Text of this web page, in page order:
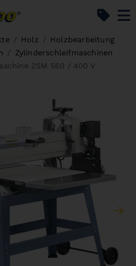
Holz
Holzbearbeitung
Zylinderschleifmaschinen
ZSM 560 / 400 V